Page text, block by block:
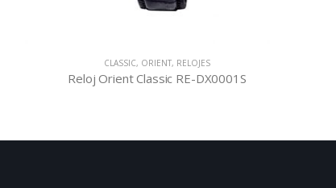
CLASSIC, ORIENT, RELOJES
Reloj Orient Classic RE-DX0001S